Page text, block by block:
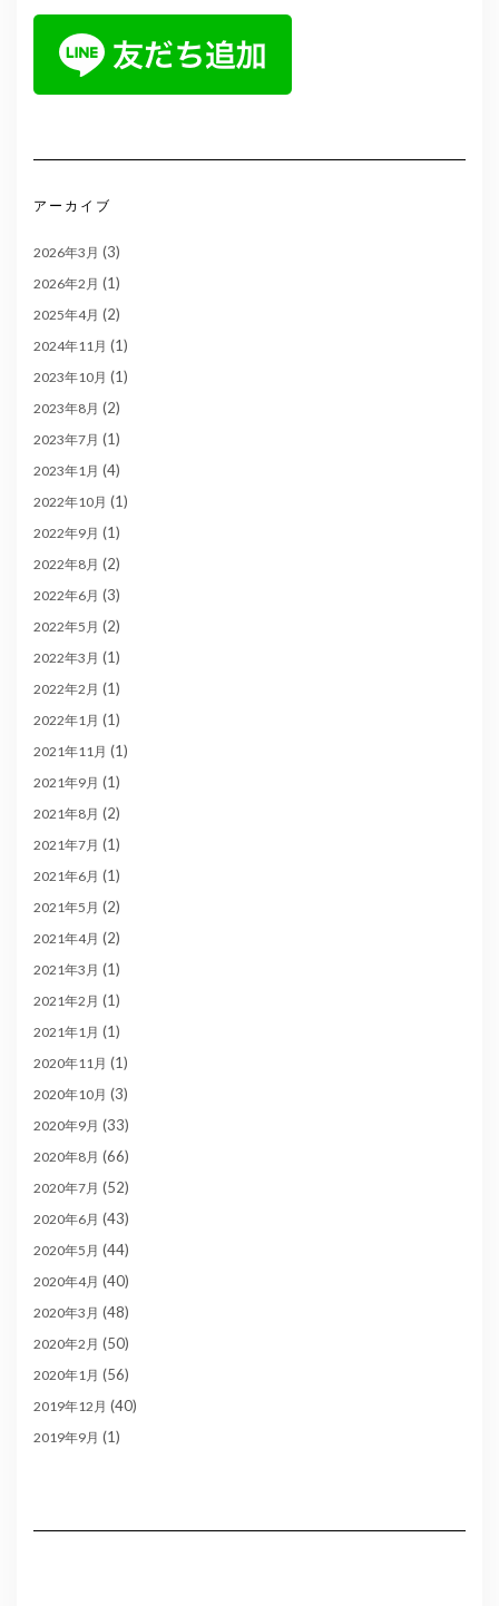
アーカイブ
2026年3月 (3)
2026年2月 (1)
2025年4月 (2)
2024年11月 (1)
2023年10月 (1)
2023年8月 (2)
2023年7月 (1)
2023年1月 (4)
2022年10月 (1)
2022年9月 (1)
2022年8月 (2)
2022年6月 (3)
2022年5月 (2)
2022年3月 (1)
2022年2月 (1)
2022年1月 (1)
2021年11月 (1)
2021年9月 (1)
2021年8月 (2)
2021年7月 (1)
2021年6月 (1)
2021年5月 (2)
2021年4月 (2)
2021年3月 (1)
2021年2月 (1)
2021年1月 (1)
2020年11月 (1)
2020年10月 (3)
2020年9月 (33)
2020年8月 (66)
2020年7月 (52)
2020年6月 (43)
2020年5月 (44)
2020年4月 (40)
2020年3月 (48)
2020年2月 (50)
2020年1月 (56)
2019年12月 (40)
2019年9月 (1)